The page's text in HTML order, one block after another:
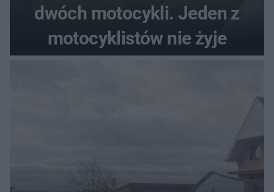
dwóch motocykli. Jeden z
motocyklistów nie żyje